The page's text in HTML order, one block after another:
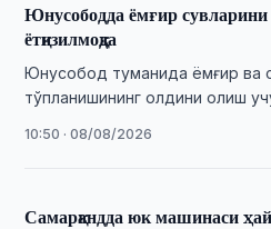
Юнусободда ёмғир сувларини
ётқизилмоқда
Юнусобод туманида ёмғир ва
тўпланишининг олдини олиш
10:50 · 08/08/2026
Самарқандда юк машинаси